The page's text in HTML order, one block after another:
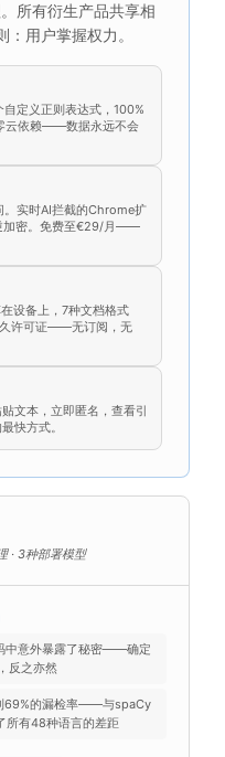
所有衍生产品共享相
用户掌握权力。
定义正则表达式，100%
云依赖——数据永远不会
。实时AI拦截的Chrome扩
加密。免费至€29/月——
设备上，7种文档格式
久许可证——无订阅，无
文本，立即匿名，查看引
快方式。
· 3种部署模型
中意外暴露了秘密——确定
反之亦然
69%的漏检率——与spaCy
所有48种语言的差距